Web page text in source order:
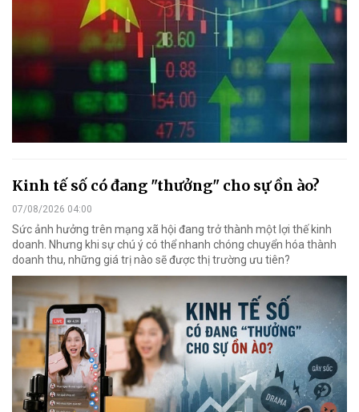
Kinh tế số có đang "thưởng" cho sự ồn ào?
07/08/2026 04:00
Sức ảnh hưởng trên mạng xã hội đang trở thành một lợi thế kinh
doanh. Nhưng khi sự chú ý có thể nhanh chóng chuyển hóa thành
doanh thu, những giá trị nào sẽ được thị trường ưu tiên?